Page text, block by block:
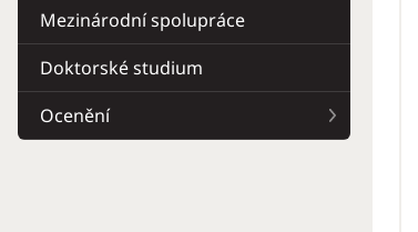
Mezinárodní spolupráce
Doktorské studium
Ocenění